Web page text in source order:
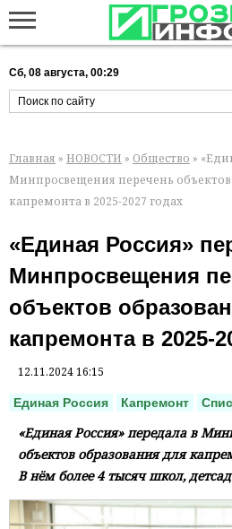
Сб, 08 августа, 00:29
Главная » НОВОСТИ » Общество »
Минпросвещения перечень объектов
капремонта в 2025-2027 годах
«Единая Россия»
Минпросвещения
объектов
капремонта в 2025-
12.11.2024 16:15
Единая Россия Капремонт
«Единая Россия» передала в
объектов образования для
В нём более 4 тысяч школ,